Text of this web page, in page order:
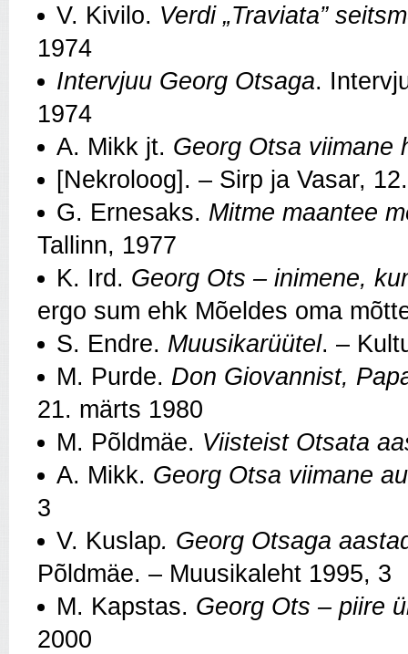
V. Kivilo. Verdi „Traviata”
1974
Intervjuu Georg Otsaga.
1974
A. Mikk jt. Georg Otsa viimane
[Nekroloog]. – Sirp ja Vasar,
G. Ernesaks. Mitme maantee
Tallinn, 1977
K. Ird. Georg Ots – inimene,
ergo sum ehk Mõeldes oma
S. Endre. Muusikarüütel. –
M. Purde. Don Giovannist,
21. märts 1980
M. Põldmäe. Viisteist Otsata
A. Mikk. Georg Otsa viimane
3
V. Kuslap. Georg Otsaga
Põldmäe. – Muusikaleht 1995, 3
M. Kapstas. Georg Ots – piire
2000